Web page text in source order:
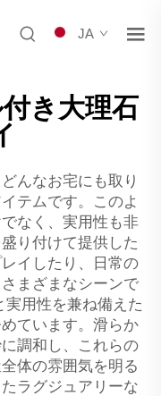
JA
き大理石
んなお宅にも取り
テムです。このよ
なく、実用性も非
り付けて提供した
イしたり、日常の
まざまなシーンで
用性を兼ね備えた
ています。滑らか
調和し、これらの
体の雰囲気を明る
ラグジュアリーな